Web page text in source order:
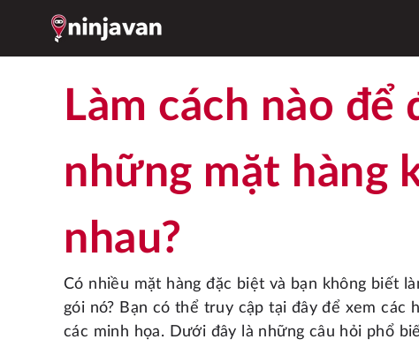
Làm cách nào để đóng gói
những mặt hàng
nhau?
Có nhiều mặt hàng đặc biệt và bạn không biết làm thế nào để đóng
gói nó? Bạn có thể truy cập tại đây để xem các
các minh họa. Dưới đây là những câu hỏi phổ